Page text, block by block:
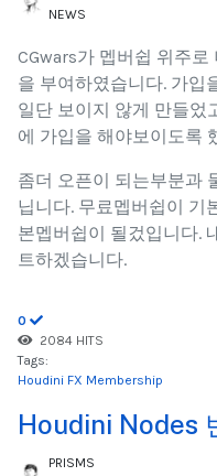
NEWS
CGwars가 멥버쉽 위주
을 부여하였습니다. 가입
일단 보이지 않게 만들었
에 가입을 해야보이도록
좀더 오픈이 되는부분과
닙니다. 무료멥버쉽이 기
본멥버쉽이 될겄입니다.
트하겠습니다.
0
2084 HITS
Tags:
Houdini FX Membership
Houdini Nodes
PRISMS